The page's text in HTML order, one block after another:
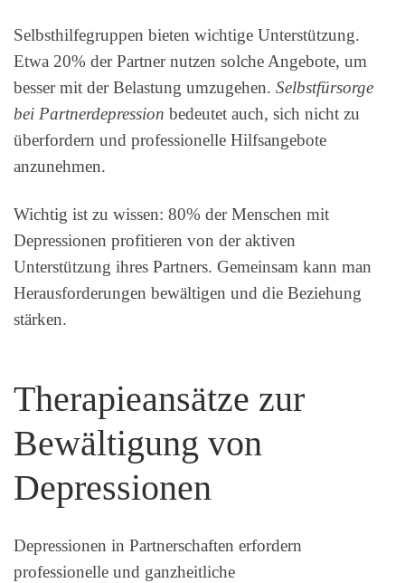
Selbsthilfegruppen bieten wichtige Unterstützung.
Etwa 20% der Partner nutzen solche Angebote, um
besser mit der Belastung umzugehen. Selbstfürsorge
bei Partnerdepression bedeutet auch, sich nicht zu
überfordern und professionelle Hilfsangebote
anzunehmen.
Wichtig ist zu wissen: 80% der Menschen mit
Depressionen profitieren von der aktiven
Unterstützung ihres Partners. Gemeinsam kann man
Herausforderungen bewältigen und die Beziehung
stärken.
Therapieansätze zur
Bewältigung von
Depressionen
Depressionen in Partnerschaften erfordern
professionelle und ganzheitliche